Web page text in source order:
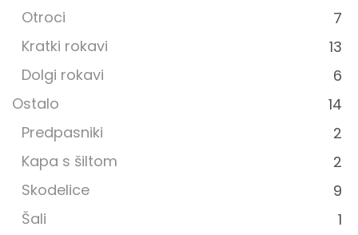
Otroci
7
Kratki rokavi
13
Dolgi rokavi
6
Ostalo
14
Predpasniki
2
Kapa s šiltom
2
Skodelice
9
Šali
1